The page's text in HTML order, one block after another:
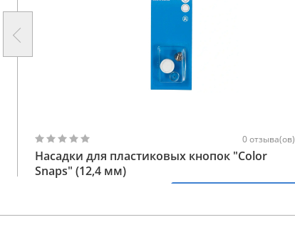
0отзыва(ов)
Насадки для пластиковых кнопок "Color
Snaps" (12,4 мм)